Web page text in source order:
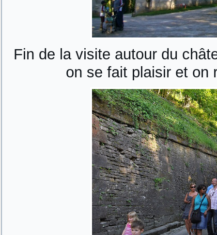
Fin de la visite autour du
on se fait plaisir et on